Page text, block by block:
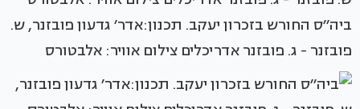
ביה׳׳ס החורש בזכרון יעקב. תכנון:אדר׳ גדעון פובזנר, ש.
פובזנר - ג. פובזנר אדריכלים צילום אוויר: אלבטורס